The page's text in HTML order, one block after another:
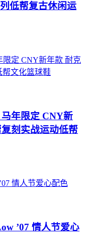
低帮复古休闲运
年限定 CNY新
刻实战运动低帮
’07 情人节爱心